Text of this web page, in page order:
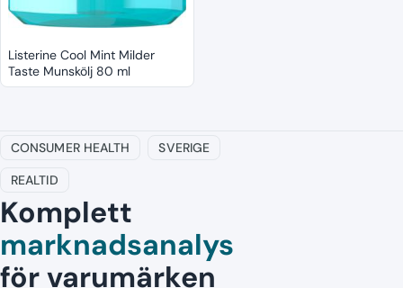
Listerine Cool Mint Milder
Taste Munskölj 80 ml
CONSUMER HEALTH
SVERIGE
REALTID
Komplett
marknadsanalys
för varumärken